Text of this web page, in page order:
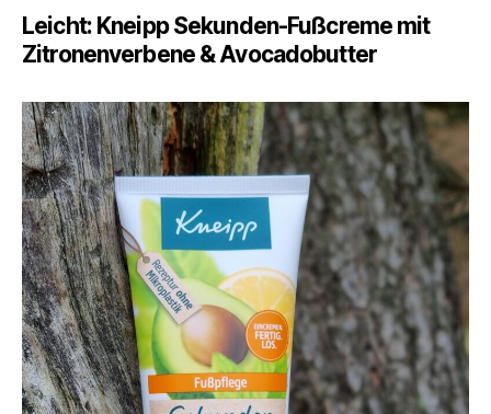
Leicht: Kneipp Sekunden-Fußcreme mit
Zitronenverbene & Avocadobutter